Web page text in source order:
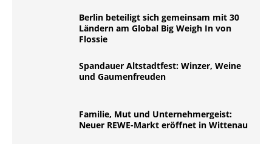
Berlin beteiligt sich gemeinsam mit 30
Ländern am Global Big Weigh In von
Flossie
Spandauer Altstadtfest: Winzer, Weine
und Gaumenfreuden
Familie, Mut und Unternehmergeist:
Neuer REWE-Markt eröffnet in Wittenau